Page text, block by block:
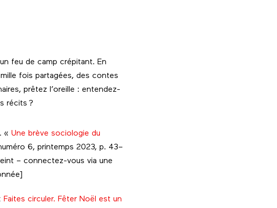
feu de camp crépitant. En
fois partagées, des contes
prêtez l’oreille : entendez-
récits ?
« Une brève sociologie du
6, printemps 2023, p. 43–
– connectez-vous via une
Faites circuler. Fêter Noël est un